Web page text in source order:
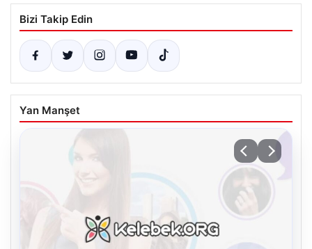
Bizi Takip Edin
Yan Manşet